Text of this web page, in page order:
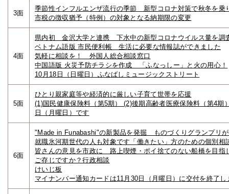
3面
季節性インフルエンザ流行の季節 新型コロナ対策で秋冬を乗
市税の徴収猶予（特例）の対象となる納期限の変更
4面
県内初 金沢大学と連携 下水中の新型コロナウイルス量を調
ベトナム語版 市民便利帳 生活に必要な情報誌ができました
気軽に相談を！ 外国人総合相談窓口
中国語版 火災予防チラシを作成 「ふなっしー」と火の用心！
10月18日（日曜日）ふなばしミュージックストリート
5面
ひとり親家庭等や経済的に厳しい子育て世帯を応援
(1)国民健康保険料（第5期） (2)後期高齢者医療保険料（第4期
日（月曜日）です
6面
"Made in Funabashi"の新製品を発掘 ものづくりグランプリ
就職氷河期世代の人も対象です「働きたい」方のための個別相
皆さんの意見を市政に 路上喫煙・ポイ捨てのない船橋を目指
ご存じですか？行政相談
けいじ板
マイナンバー通知カードは11月30日（月曜日）に交付を終了し